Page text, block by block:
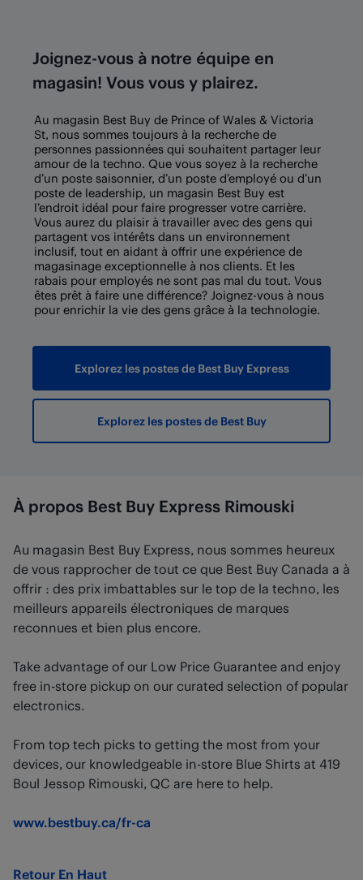
Joignez-vous à notre équipe en
magasin! Vous vous y plairez.
Au magasin Best Buy de Prince of Wales & Victoria
St, nous sommes toujours à la recherche de
personnes passionnées qui souhaitent partager leur
amour de la techno. Que vous soyez à la recherche
d’un poste saisonnier, d’un poste d’employé ou d’un
poste de leadership, un magasin Best Buy est
l’endroit idéal pour faire progresser votre carrière.
Vous aurez du plaisir à travailler avec des gens qui
partagent vos intérêts dans un environnement
inclusif, tout en aidant à offrir une expérience de
magasinage exceptionnelle à nos clients. Et les
rabais pour employés ne sont pas mal du tout. Vous
êtes prêt à faire une différence? Joignez-vous à nous
pour enrichir la vie des gens grâce à la technologie.
Explorez les postes de Best Buy Express
Explorez les postes de Best Buy
À propos Best Buy Express Rimouski
Au magasin Best Buy Express, nous sommes heureux
de vous rapprocher de tout ce que Best Buy Canada a à
offrir : des prix imbattables sur le top de la techno, les
meilleurs appareils électroniques de marques
reconnues et bien plus encore.
Take advantage of our Low Price Guarantee and enjoy
free in-store pickup on our curated selection of popular
electronics.
From top tech picks to getting the most from your
devices, our knowledgeable in-store Blue Shirts at 419
Boul Jessop Rimouski, QC are here to help.
www.bestbuy.ca/fr-ca
Retour En Haut